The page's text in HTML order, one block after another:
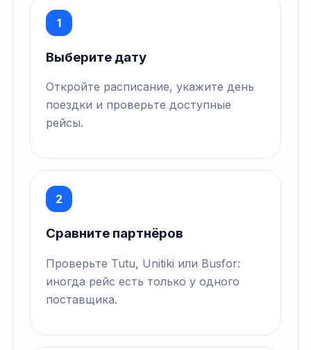
1
Выберите дату
Откройте расписание, укажите день
поездки и проверьте доступные
рейсы.
2
Сравните партнёров
Проверьте Tutu, Unitiki или Busfor:
иногда рейс есть только у одного
поставщика.